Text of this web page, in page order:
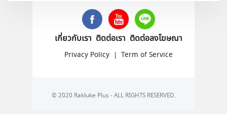
เกี่ยวกับเรา ติดต่อเรา ติดต่อลงโฆษณา
Privacy Policy | Term of Service
© 2020 Rakluke Plus - ALL RIGHTS RESERVED.